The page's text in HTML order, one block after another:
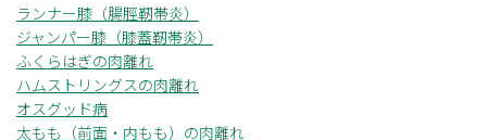
ランナー膝（腸脛靭帯炎）
ジャンパー膝（膝蓋靭帯炎）
ふくらはぎの肉離れ
ハムストリングスの肉離れ
オスグッド病
太もも（前面・内もも）の肉離れ